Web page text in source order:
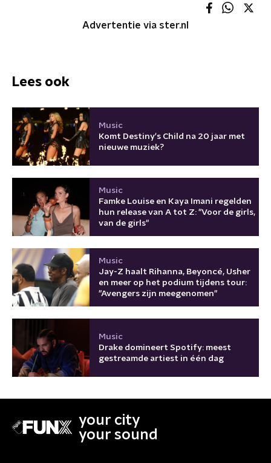
Advertentie via ster.nl
Lees ook
Music
Komt Destiny's Child na 20 jaar met
nieuwe muziek?
Music
Famke Louise en Kaya Imani regelden
hun release van A tot Z: "Voor de girls,
van de girls"
Music
Jay-Z haalt Rihanna, Beyoncé, Usher
en meer op het podium tijdens tour:
"Avengers zijn meegenomen"
Music
Drake domineert Spotify: meest
gestreamde artiest in één dag
your city
your sound